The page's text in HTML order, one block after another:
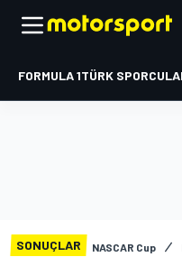
FORMULA 1TÜRK
SONUÇLAR NASCAR Cup